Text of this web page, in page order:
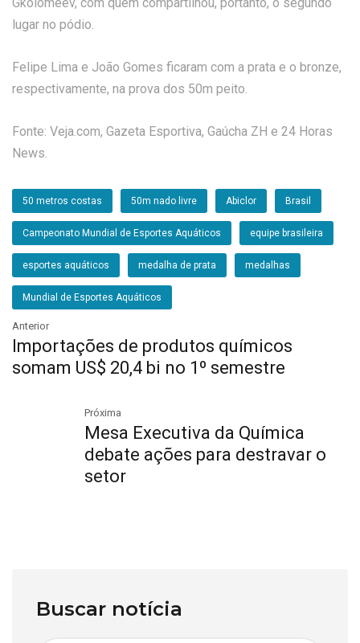
Gkolomeev, com quem compartilhou, portanto, o segundo
lugar no pódio.
Felipe Lima e João Gomes ficaram com a prata e o bronze,
respectivamente, na prova dos 50m peito.
Fonte: Veja.com, Gazeta Esportiva, Gaúcha ZH e 24 Horas
News.
50 metros costas 50m nado livre Abiclor Brasil
Campeonato Mundial de Esportes Aquáticos equipe brasileira
esportes aquáticos medalha de prata medalhas
Mundial de Esportes Aquáticos
Anterior
Importações de produtos químicos
somam US$ 20,4 bi no 1º semestre
Próxima
Mesa Executiva da Química
debate ações para destravar o
setor
Buscar notícia